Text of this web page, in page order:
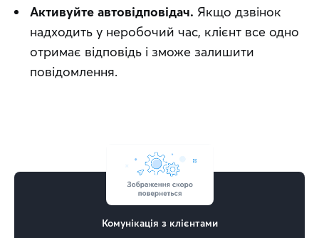
Активуйте автовідповідач. Якщо дзвінок
надходить у неробочий час, клієнт все одно
отримає відповідь і зможе залишити
повідомлення.
Комунікація з клієнтами